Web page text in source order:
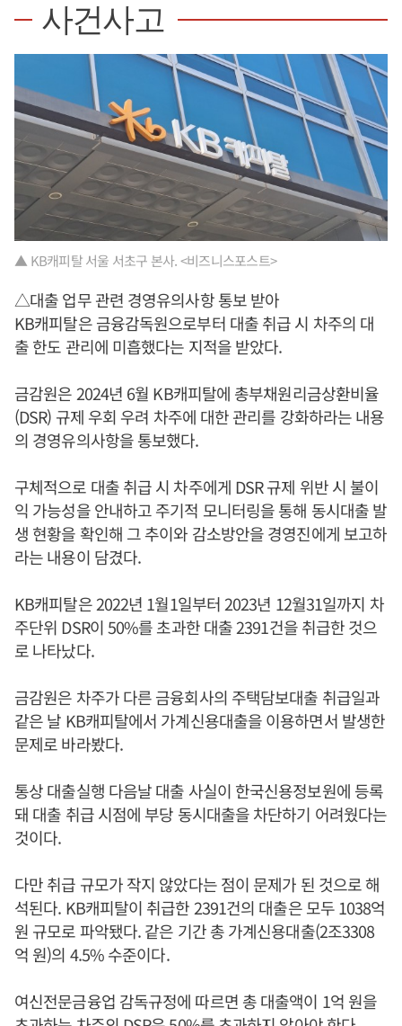
사건사고
▲ KB캐피탈 서울 서초구 본사. <비즈니스포스트>
△대출 업무 관련 경영유의사항 통보 받아
KB캐피탈은 금융감독원으로부터 대출 취급 시 차주의 대
출 한도 관리에 미흡했다는 지적을 받았다.
금감원은 2024년 6월 KB캐피탈에 총부채원리금상환비율
(DSR) 규제 우회 우려 차주에 대한 관리를 강화하라는 내용
의 경영유의사항을 통보했다.
구체적으로 대출 취급 시 차주에게 DSR 규제 위반 시 불이
익 가능성을 안내하고 주기적 모니터링을 통해 동시대출 발
생 현황을 확인해 그 추이와 감소방안을 경영진에게 보고하
라는 내용이 담겼다.
KB캐피탈은 2022년 1월1일부터 2023년 12월31일까지 차
주단위 DSR이 50%를 초과한 대출 2391건을 취급한 것으
로 나타났다.
금감원은 차주가 다른 금융회사의 주택담보대출 취급일과
같은 날 KB캐피탈에서 가계신용대출을 이용하면서 발생한
문제로 바라봤다.
통상 대출실행 다음날 대출 사실이 한국신용정보원에 등록
돼 대출 취급 시점에 부당 동시대출을 차단하기 어려웠다는
것이다.
다만 취급 규모가 작지 않았다는 점이 문제가 된 것으로 해
석된다. KB캐피탈이 취급한 2391건의 대출은 모두 1038억
원 규모로 파악됐다. 같은 기간 총 가계신용대출(2조3308
억 원)의 4.5% 수준이다.
여신전문금융업 감독규정에 따르면 총 대출액이 1억 원을